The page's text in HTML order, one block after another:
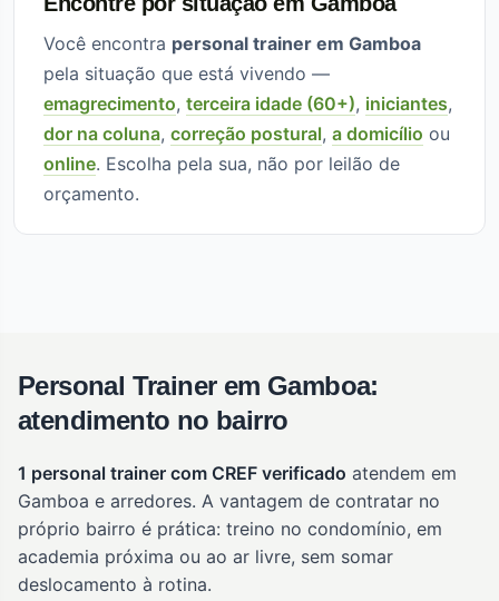
Você encontra personal trainer em Gamboa
pela situação que está vivendo —
emagrecimento, terceira idade (60+), iniciantes,
dor na coluna, correção postural, a domicílio ou
online. Escolha pela sua, não por leilão de
orçamento.
Personal Trainer em Gamboa:
atendimento no bairro
1 personal trainer com CREF verificado atendem em
Gamboa e arredores. A vantagem de contratar no
próprio bairro é prática: treino no condomínio, em
academia próxima ou ao ar livre, sem somar
deslocamento à rotina.